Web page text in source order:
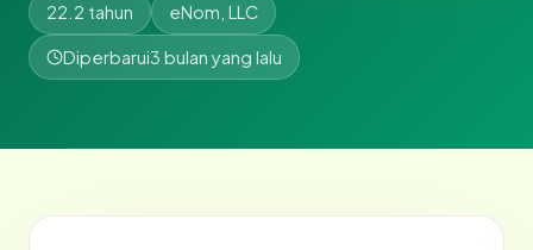
22.2 tahun eNom, LLC
Diperbarui3 bulan yang lalu